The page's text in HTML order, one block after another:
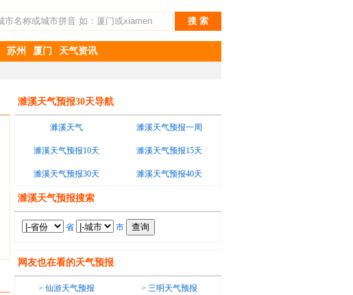
苏州 厦门 天气资讯
濉溪天气预报30天导航
濉溪天气 濉溪天气预报一周
濉溪天气预报10天 濉溪天气预报15天
濉溪天气预报30天 濉溪天气预报40天
濉溪天气预报搜索
省 市
网友也在看的天气预报
> 仙游天气预报 > 三明天气预报